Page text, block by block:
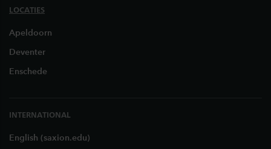
LOCATIES
Apeldoorn
Deventer
Enschede
INTERNATIONAL
English (saxion.edu)